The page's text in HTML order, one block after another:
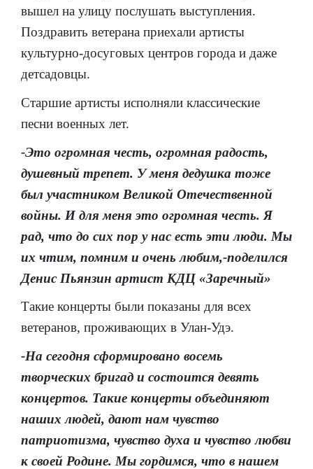
вышел на улицу послушать выступления.
Поздравить ветерана приехали артисты
культурно-досуговых центров города и даже
детсадовцы.
Старшие артисты исполняли классические
песни военных лет.
-Это огромная честь, огромная радость,
душевный трепет. У меня дедушка тоже
был участником Великой Отечественной
войны. И для меня это огромная честь. Я
рад, что до сих пор у нас есть эти люди. Мы
их чтим, помним и очень любим,-поделился
Денис Пьянзин артист КДЦ «Заречный»
Такие концерты были показаны для всех
ветеранов, проживающих в Улан-Удэ.
-На сегодня сформировано восемь
творческих бригад и состоится девять
концертов. Такие концерты объединяют
наших людей, дают нам чувство
патриотизма, чувство духа и чувство любви
к своей Родине. Мы гордимся, что в нашем